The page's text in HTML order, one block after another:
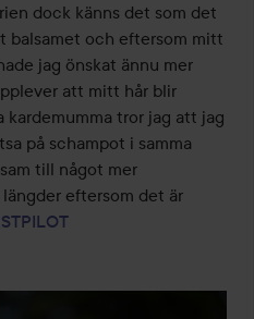
dock känns det som det
balsamet och eftersom mitt
jag önskat ännu mer
att mitt hår blir
tror jag att jag
på schampot i samma
till något mer
eftersom det är